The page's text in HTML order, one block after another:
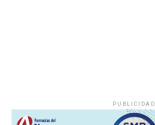
PUBLICIDAD